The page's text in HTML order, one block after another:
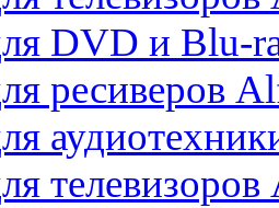
DVD и Blu-
ресиверов